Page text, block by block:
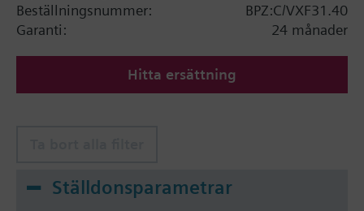
Beställningsnummer:
BPZ:C/VXF31.40
Garanti:
24 månader
Hitta ersättning
Ställdonsparametrar